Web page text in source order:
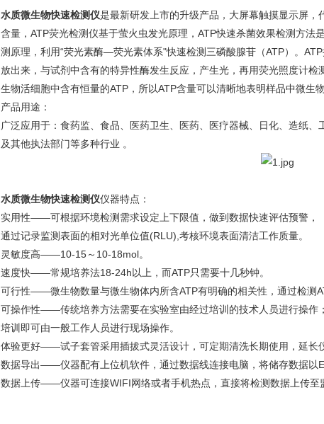
水质微生物快速检测仪是最新研发上市的升级产品，大屏幕触摸显示屏
含量，ATP荧光检测仪基于萤火虫发光原理，ATP快速杀菌效果检测方法
测原理，利用“荧光素酶—荧光素体系"快速检测三磷酸腺苷（ATP）。
放出来，与试剂中含有的特异性酶发生反应，产生光，再用荧光照度计
生物活细胞中含有恒量的ATP，所以ATP含量可以清晰地表明样品中微生
产品用途：
广泛应用于：食药监、食品、医药卫生、医药、医疗器械、日化、造纸
及其他执法部门等多种行业 。
水质微生物快速检测仪仪器特点：
实用性——可根据环境检测需求设定上下限值，做到数据快速评估预警，
通过记录监测表面的相对光单位值(RLU),考核环境表面清洁工作质量。
灵敏度高——10-15～10-18mol。
速度快——常规培养法18-24h以上，而ATP只需要十几秒钟。
可行性——微生物数量与微生物体内所含ATP有明确的相关性，通过检测
可操作性——传统培养方法需要在实验室由经过培训的技术人员进行操作
培训即可由一般工作人员进行现场操作。
体验更好——试子套管采用插拔式灵活设计，可定期清洗长期使用，延长
数据导出——仪器配有上位机软件，通过数据线连接电脑，将储存数据以
数据上传——仪器可连接WIFI网络或者手机热点，直接将检测数据上传至